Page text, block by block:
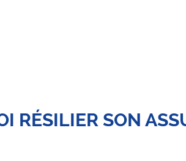
RÉSILIER SON